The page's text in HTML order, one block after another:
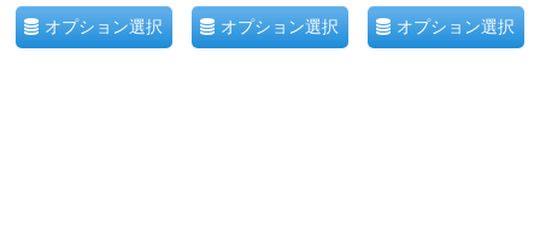
オプション選択 オプション選択 オプション選択